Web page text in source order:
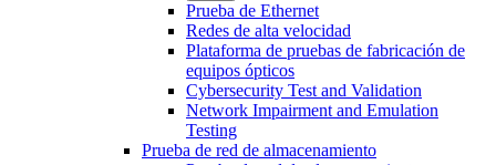
Prueba de Ethernet
Redes de alta velocidad
Plataforma de pruebas de fabricación de
equipos ópticos
Cybersecurity Test and Validation
Network Impairment and Emulation
Testing
Prueba de red de almacenamiento